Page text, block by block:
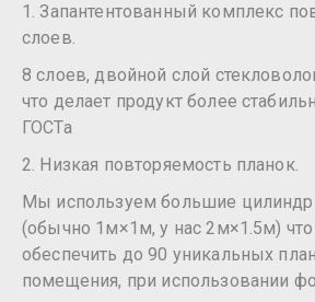
1. Запантентованный комплекс
слоев.
8 слоев, двойной слой
что делает продукт более
ГОСТа
2. Низкая повторяемость планок.
Мы используем большие
(обычно 1м×1м, у нас 2м×1.5м) что
обеспечить до 90 уникальных
помещения, при использовании